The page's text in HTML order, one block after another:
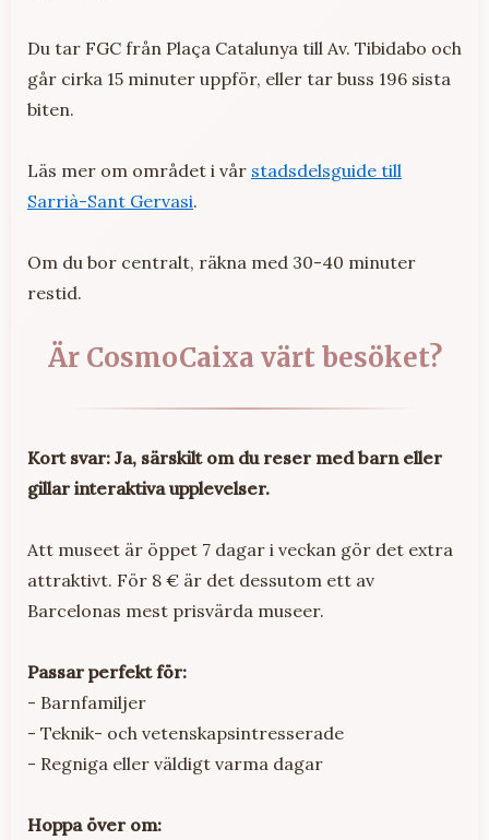
Du tar FGC från Plaça Catalunya till Av. Tibidabo och
går cirka 15 minuter uppför, eller tar buss 196 sista
biten.
Läs mer om området i vår stadsdelsguide till
Sarrià-Sant Gervasi.
Om du bor centralt, räkna med 30-40 minuter
restid.
Är CosmoCaixa värt besöket?
Kort svar: Ja, särskilt om du reser med barn eller
gillar interaktiva upplevelser.
Att museet är öppet 7 dagar i veckan gör det extra
attraktivt. För 8 € är det dessutom ett av
Barcelonas mest prisvärda museer.
Passar perfekt för:
- Barnfamiljer
- Teknik- och vetenskapsintresserade
- Regniga eller väldigt varma dagar
Hoppa över om: